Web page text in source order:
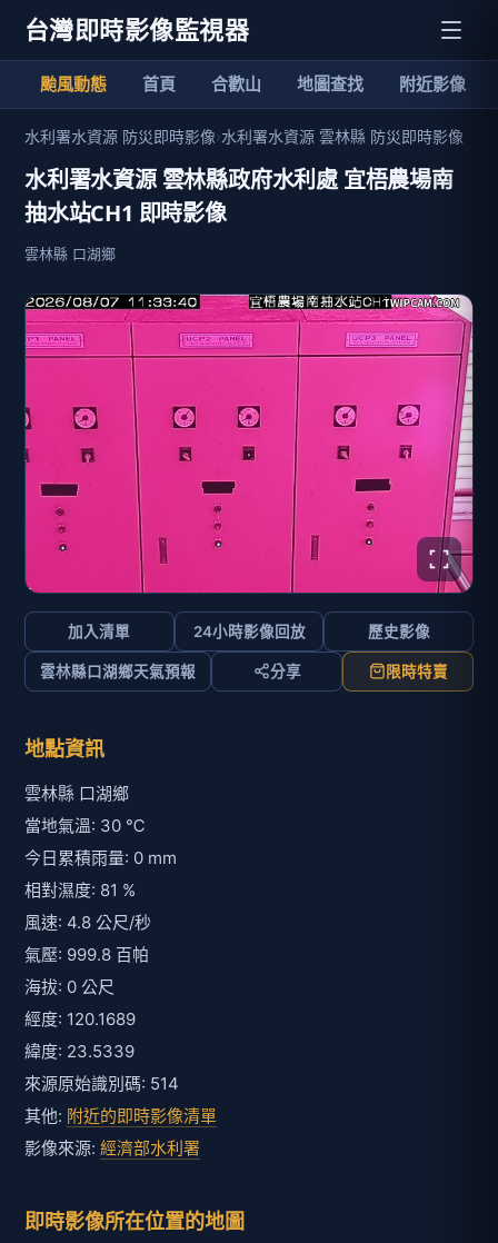
台灣即時影像監視器
颱風動態 首頁 合歡山 地圖查找 附近影像
水利署水資源 防災即時影像›水利署水資源 雲林縣 防災即時影像
水利署水資源 雲林縣政府水利處 宜梧農場南
抽水站CH1 即時影像
雲林縣 口湖鄉
加入清單 24小時影像回放 歷史影像
雲林縣口湖鄉天氣預報 分享 限時特賣
地點資訊
雲林縣 口湖鄉
當地氣溫: 30 ℃
今日累積雨量: 0 mm
相對濕度: 81 %
風速: 4.8 公尺/秒
氣壓: 999.8 百帕
海拔: 0 公尺
經度: 120.1689
緯度: 23.5339
來源原始識別碼: 514
其他: 附近的即時影像清單
影像來源: 經濟部水利署
即時影像所在位置的地圖